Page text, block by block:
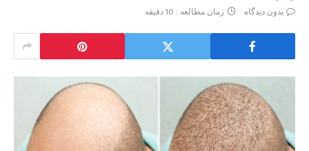
بدون دیدگاه
زمان مطالعه : 10 دقیقه